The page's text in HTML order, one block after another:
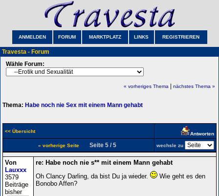
ANMELDEN FORUM MARKTPLATZ LINKS REGISTRIEREN
Travesta - Forum
Wähle Forum:
« vorheriges Thema nächstes Thema »
Thema: Habe noch nie Sex mit einem Mann gehabt
<< Übersicht Antworten
« vorherige SeiteSeite 5 / 5 wechsle zu
Von
Lauxxx
3579
Beiträge
bisher
re: Habe noch nie s** mit einem Mann gehabt
Oh Clancy Darling, da bist Du ja wieder.
Wie geht es den
Bonobo Affen?